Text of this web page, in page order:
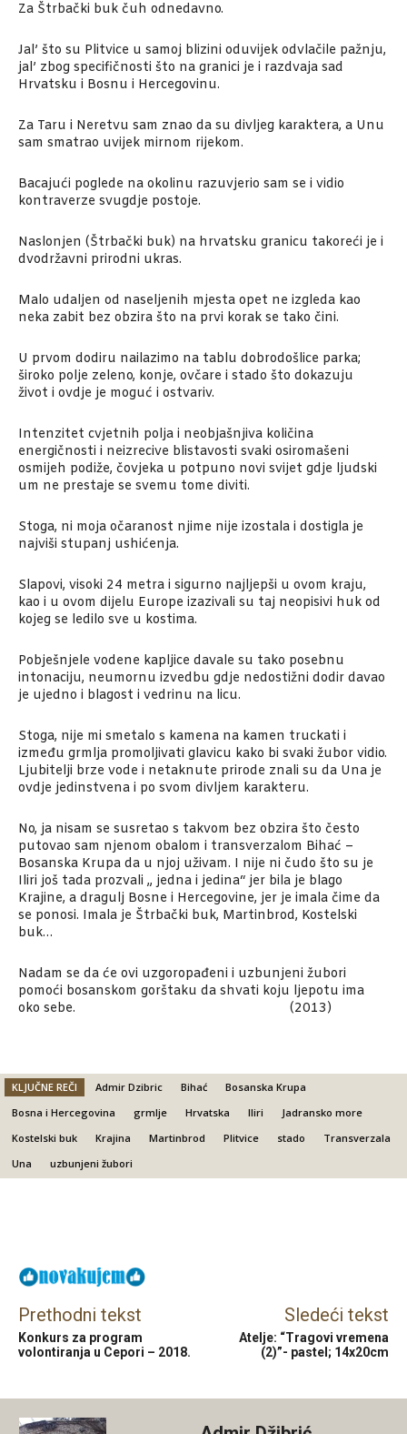
Za Štrbački buk čuh odnedavno.
Jal’ što su Plitvice u samoj blizini oduvijek odvlačile pažnju,
jal’ zbog specifičnosti što na granici je i razdvaja sad
Hrvatsku i Bosnu i Hercegovinu.
Za Taru i Neretvu sam znao da su divljeg karaktera, a Unu
sam smatrao uvijek mirnom rijekom.
Bacajući poglede na okolinu razuvjerio sam se i vidio
kontraverze svugdje postoje.
Naslonjen (Štrbački buk) na hrvatsku granicu takoreći je i
dvodržavni prirodni ukras.
Malo udaljen od naseljenih mjesta opet ne izgleda kao
neka zabit bez obzira što na prvi korak se tako čini.
U prvom dodiru nailazimo na tablu dobrodošlice parka;
široko polje zeleno, konje, ovčare i stado što dokazuju
život i ovdje je moguć i ostvariv.
Intenzitet cvjetnih polja i neobjašnjiva količina
energičnosti i neizrecive blistavosti svaki osiromašeni
osmijeh podiže, čovjeka u potpuno novi svijet gdje ljudski
um ne prestaje se svemu tome diviti.
Stoga, ni moja očaranost njime nije izostala i dostigla je
najviši stupanj ushićenja.
Slapovi, visoki 24 metra i sigurno najljepši u ovom kraju,
kao i u ovom dijelu Europe izazivali su taj neopisivi huk od
kojeg se ledilo sve u kostima.
Pobješnjele vodene kapljice davale su tako posebnu
intonaciju, neumornu izvedbu gdje nedostižni dodir davao
je ujedno i blagost i vedrinu na licu.
Stoga, nije mi smetalo s kamena na kamen truckati i
između grmlja promoljivati glavicu kako bi svaki žubor vidio.
Ljubitelji brze vode i netaknute prirode znali su da Una je
ovdje jedinstvena i po svom divljem karakteru.
No, ja nisam se susretao s takvom bez obzira što često
putovao sam njenom obalom i transverzalom Bihać –
Bosanska Krupa da u njoj uživam. I nije ni čudo što su je
Iliri još tada prozvali „ jedna i jedina“ jer bila je blago
Krajine, a dragulj Bosne i Hercegovine, jer je imala čime da
se ponosi. Imala je Štrbački buk, Martinbrod, Kostelski
buk…
Nadam se da će ovi uzgoropađeni i uzbunjeni žubori
pomoći bosanskom gorštaku da shvati koju ljepotu ima
oko sebe. (2013)
KLJUČNE REČI Admir Dzibric Bihać
Bosanska Krupa
Bosna i Hercegovina
grmlje Hrvatska Iliri
Jadransko more
Kostelski buk
Krajina Martinbrod Plitvice stado
Transverzala
Una
uzbunjeni žubori
Prethodni tekst
Konkurs za program
volontiranja u Cepori – 2018.
Sledeći tekst
Atelje: “Tragovi vremena
(2)”- pastel; 14x20cm